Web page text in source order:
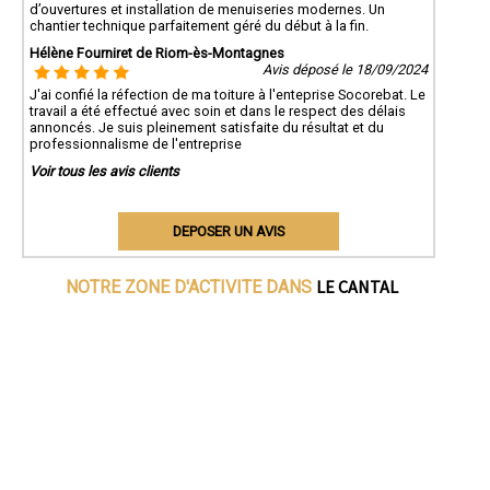
d’ouvertures et installation de menuiseries modernes. Un
chantier technique parfaitement géré du début à la fin.
Hélène Fourniret de Riom-ès-Montagnes
Avis déposé le 18/09/2024
J'ai confié la réfection de ma toiture à l'enteprise Socorebat. Le
travail a été effectué avec soin et dans le respect des délais
annoncés. Je suis pleinement satisfaite du résultat et du
professionnalisme de l'entreprise
Voir tous les avis clients
DEPOSER UN AVIS
NOTRE ZONE D'ACTIVITE DANS LE CANTAL